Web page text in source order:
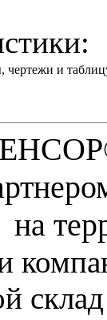
чертежи и
на